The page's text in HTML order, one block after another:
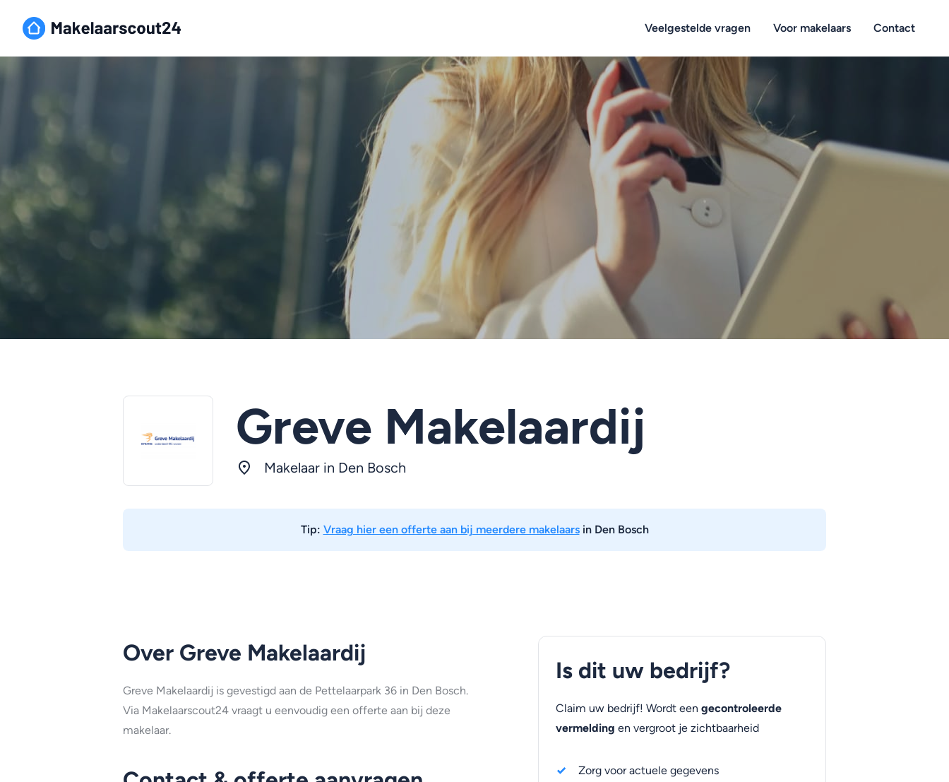
Veelgestelde vragen Voor makelaars Contact
Greve Makelaardij
Makelaar in Den Bosch
Tip: Vraag hier een offerte aan bij meerdere makelaarsin Den Bosch
Over Greve Makelaardij
Greve Makelaardij is gevestigd aan de Pettelaarpark 36 in Den Bosch.
Via Makelaarscout24 vraagt u eenvoudig een offerte aan bij deze
makelaar.
Is dit uw bedrijf?
Claim uw bedrijf! Wordt een gecontroleerde
vermelding en vergroot je zichtbaarheid
Zorg voor actuele gegevens